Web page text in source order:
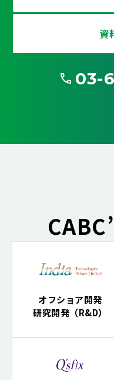
資
03-
オフショア開発
研究開発（R&D）